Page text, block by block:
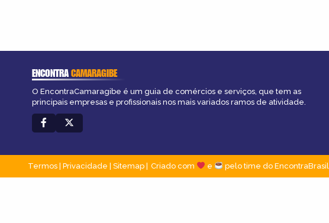
ENCONTRACAMARAGIBE
O EncontraCamaragibe é um guia de comércios e serviços, que tem as
principais empresas e profissionais nos mais variados ramos de atividade.
Termos Privacidade Sitemap Criado com e pelo time do EncontraBrasil